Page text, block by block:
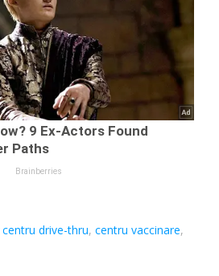
centru drive-thru,centru vaccinare,